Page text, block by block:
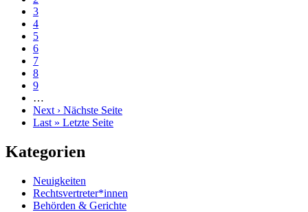
3
4
5
6
7
8
9
…
Next › Nächste Seite
Last » Letzte Seite
Kategorien
Neuigkeiten
Rechtsvertreter*innen
Behörden & Gerichte